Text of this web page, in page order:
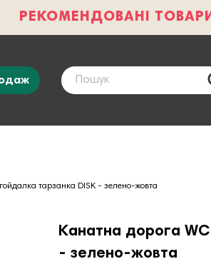
РЕКОМЕНДОВАНІ
тарзанка DISK - зелено-жовта
Канатна дорога
- зелено-жовта